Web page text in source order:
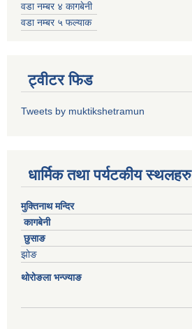
वडा नम्बर ४ कागबेनी
वडा नम्बर ५ फल्याक
ट्वीटर फिड
Tweets by muktikshetramun
धार्मिक तथा पर्यटकीय स्थलहरु
मुक्तिनाथ मन्दिर
कागबेनी
छुसाङ
झोङ
थोरोङला भन्ज्याङ